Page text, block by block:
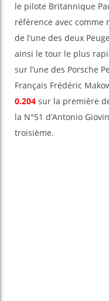
le pilote Britannique
référence avec comme
de l’une des deux
ainsi le tour le plus
sur l’une des Porsche
Français Frédéric
0.204 sur la première
la N°51 d’Antonio
troisième.